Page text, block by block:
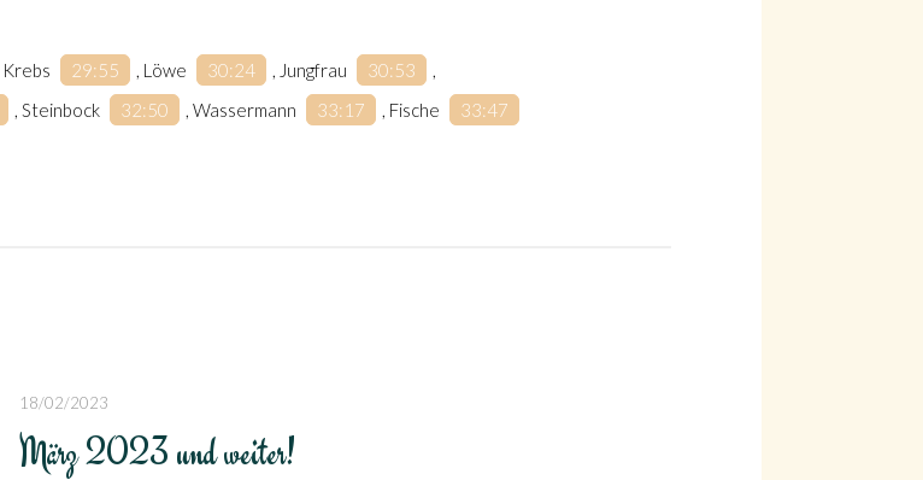
Krebs 29:55 , Löwe 30:24 , Jungfrau 30:53
,
, Steinbock 32:50 , Wassermann 33:17 , Fische 33:47
18/02/2023
März 2023 und weiter!